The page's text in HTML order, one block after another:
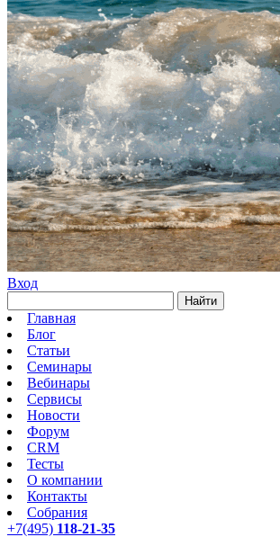
Вход
Найти
Главная
Блог
Статьи
Семинары
Вебинары
Сервисы
Новости
Форум
CRM
Тесты
О компании
Контакты
Собрания
+7(495) 118-21-35